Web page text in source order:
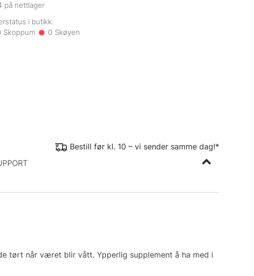
på nettlager
0
Bestill før kl. 10 – vi sender samme dag!*
tørt når været blir vått. Ypperlig supplement å ha med i